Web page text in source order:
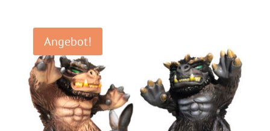
Angebot!